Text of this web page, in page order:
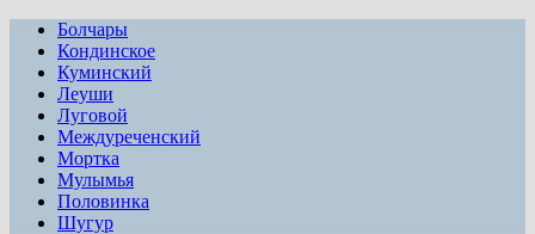
Болчары
Кондинское
Куминский
Леуши
Луговой
Междуреченский
Мортка
Мулымья
Половинка
Шугур